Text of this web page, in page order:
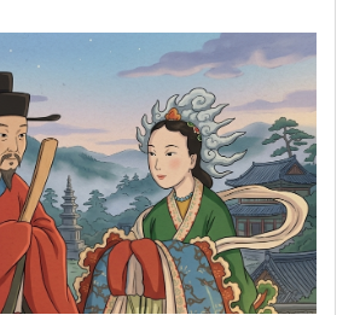
의 자리를 더럽히게 되었으니 그대들이 잘
해, 고려왜 하필 내가 왕이 되어야 한단
...